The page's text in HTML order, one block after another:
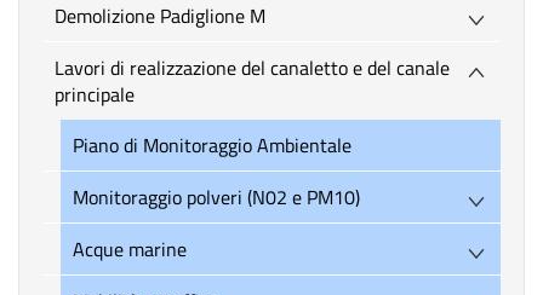
Demolizione Padiglione M
Lavori di realizzazione del canaletto e del canale
principale
Piano di Monitoraggio Ambientale
Monitoraggio polveri (N02 e PM10)
Acque marine